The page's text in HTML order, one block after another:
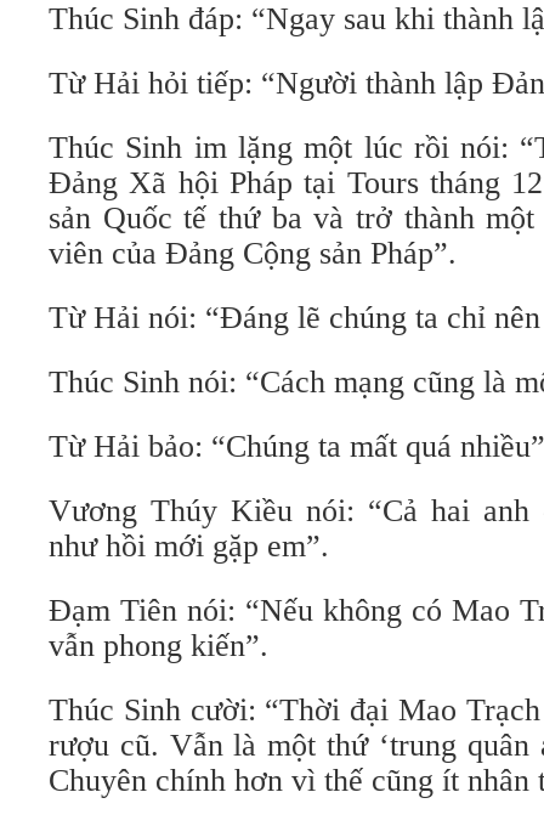
Thúc Sinh đáp: “Ngay sau khi thành
Từ Hải hỏi tiếp: “Người thành lập
Thúc Sinh im lặng một lúc rồi nói:
Đảng Xã hội Pháp tại Tours tháng
sản Quốc tế thứ ba và trở thành
viên của Đảng Cộng sản Pháp”.
Từ Hải nói: “Đáng lẽ chúng ta chỉ
Thúc Sinh nói: “Cách mạng cũng là
Từ Hải bảo: “Chúng ta mất quá
Vương Thúy Kiều nói: “Cả hai anh
như hồi mới gặp em”.
Đạm Tiên nói: “Nếu không có Mao
vẫn phong kiến”.
Thúc Sinh cười: “Thời đại Mao
rượu cũ. Vẫn là một thứ ‘trung quân
Chuyên chính hơn vì thế cũng ít nhân